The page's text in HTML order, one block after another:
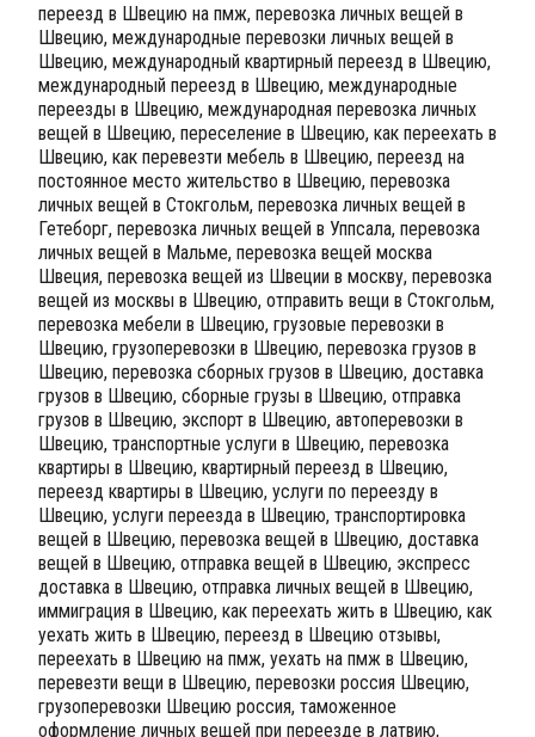
переезд в Швецию на пмж, перевозка личных вещей в
Швецию, международные перевозки личных вещей в
Швецию, международный квартирный переезд в Швецию,
международный переезд в Швецию, международные
переезды в Швецию, международная перевозка личных
вещей в Швецию, переселение в Швецию, как переехать в
Швецию, как перевезти мебель в Швецию, переезд на
постоянное место жительство в Швецию, перевозка
личных вещей в Стокгольм, перевозка личных вещей в
Гетеборг, перевозка личных вещей в Уппсала, перевозка
личных вещей в Мальме, перевозка вещей москва
Швеция, перевозка вещей из Швеции в москву, перевозка
вещей из москвы в Швецию, отправить вещи в Стокгольм,
перевозка мебели в Швецию, грузовые перевозки в
Швецию, грузоперевозки в Швецию, перевозка грузов в
Швецию, перевозка сборных грузов в Швецию, доставка
грузов в Швецию, сборные грузы в Швецию, отправка
грузов в Швецию, экспорт в Швецию, автоперевозки в
Швецию, транспортные услуги в Швецию, перевозка
квартиры в Швецию, квартирный переезд в Швецию,
переезд квартиры в Швецию, услуги по переезду в
Швецию, услуги переезда в Швецию, транспортировка
вещей в Швецию, перевозка вещей в Швецию, доставка
вещей в Швецию, отправка вещей в Швецию, экспресс
доставка в Швецию, отправка личных вещей в Швецию,
иммиграция в Швецию, как переехать жить в Швецию, как
уехать жить в Швецию, переезд в Швецию отзывы,
переехать в Швецию на пмж, уехать на пмж в Швецию,
перевезти вещи в Швецию, перевозки россия Швецию,
грузоперевозки Швецию россия, таможенное
оформление личных вещей при переезде в латвию,